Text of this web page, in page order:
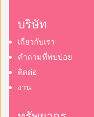
บริษัท
เกี่ยวกับเรา
คำถามที่พบบ่อย
ติดต่อ
งาน